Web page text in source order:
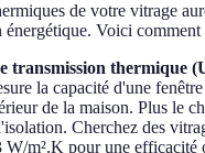
de votre vitrage
Voici comment
transmission thermique
la capacité d'une
de la maison. Plus le
Cherchez des
W/m².K pour une efficacité